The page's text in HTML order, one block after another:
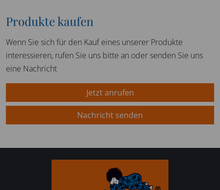
Produkte kaufen
Wenn Sie sich für den Kauf eines unserer Produkte
interessieren, rufen Sie uns bitte an oder senden Sie uns
eine Nachricht
Jetzt anrufen
Nachricht senden